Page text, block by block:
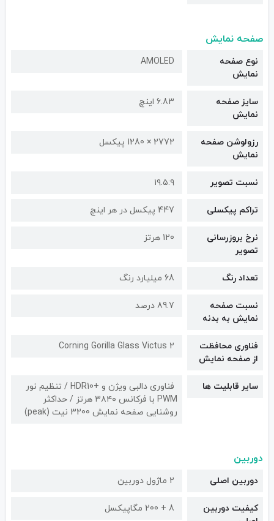
صفحه نمایش
نوع صفحه
نمایش
AMOLED
سایز صفحه
نمایش
6.83 اینچ
رزولوشن صفحه
نمایش
2772 × 1280 پیکسل
نسبت تصویر ۱۹.۵:۹
تراکم پیکسلی 447 پیکسل در هر اینچ
نرخ بروزرسانی
تصویر
120 هرتز
تعداد رنگ 68 میلیارد رنگ
نسبت صفحه
نمایش به بدنه
89.7 درصد
فناوری محافظت
از صفحه نمایش
Corning Gorilla Glass Victus 2
سایر قابلیت ها
فناوری دالبی ویژن و +HDR10 / تنظیم نور
PWM با فرکانس ۳۸۴۰ هرتز / حداکثر
روشنایی صفحه نمایش 3200 نیت (peak)
دوربین
دوربین اصلی 2 ماژول دوربین
کیفیت دوربین‌
8 + 200 مگاپیکسل